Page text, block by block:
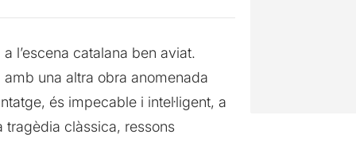
l’escena catalana ben aviat.
una altra obra anomenada
és impecable i intel·ligent, a
clàssica, ressons